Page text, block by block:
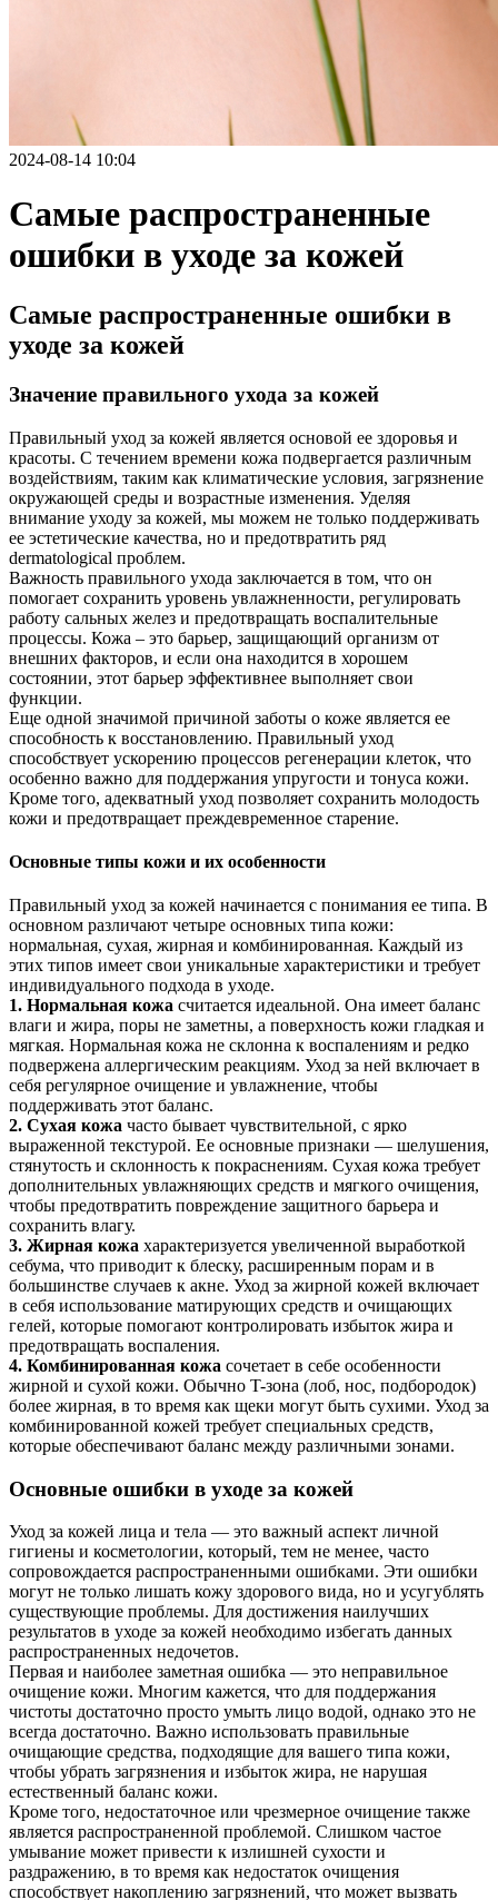
2024-08-14 10:04
Самые распространенные
ошибки в уходе за кожей
Самые распространенные ошибки в
уходе за кожей
Значение правильного ухода за кожей
Правильный уход за кожей является основой ее здоровья и
красоты. С течением времени кожа подвергается различным
воздействиям, таким как климатические условия, загрязнение
окружающей среды и возрастные изменения. Уделяя
внимание уходу за кожей, мы можем не только поддерживать
ее эстетические качества, но и предотвратить ряд
dermatological проблем.
Важность правильного ухода заключается в том, что он
помогает сохранить уровень увлажненности, регулировать
работу сальных желез и предотвращать воспалительные
процессы. Кожа – это барьер, защищающий организм от
внешних факторов, и если она находится в хорошем
состоянии, этот барьер эффективнее выполняет свои
функции.
Еще одной значимой причиной заботы о коже является ее
способность к восстановлению. Правильный уход
способствует ускорению процессов регенерации клеток, что
особенно важно для поддержания упругости и тонуса кожи.
Кроме того, адекватный уход позволяет сохранить молодость
кожи и предотвращает преждевременное старение.
Основные типы кожи и их особенности
Правильный уход за кожей начинается с понимания ее типа. В
основном различают четыре основных типа кожи:
нормальная, сухая, жирная и комбинированная. Каждый из
этих типов имеет свои уникальные характеристики и требует
индивидуального подхода в уходе.
1. Нормальная кожа считается идеальной. Она имеет баланс
влаги и жира, поры не заметны, а поверхность кожи гладкая и
мягкая. Нормальная кожа не склонна к воспалениям и редко
подвержена аллергическим реакциям. Уход за ней включает в
себя регулярное очищение и увлажнение, чтобы
поддерживать этот баланс.
2. Сухая кожа часто бывает чувствительной, с ярко
выраженной текстурой. Ее основные признаки — шелушения,
стянутость и склонность к покраснениям. Сухая кожа требует
дополнительных увлажняющих средств и мягкого очищения,
чтобы предотвратить повреждение защитного барьера и
сохранить влагу.
3. Жирная кожа характеризуется увеличенной выработкой
себума, что приводит к блеску, расширенным порам и в
большинстве случаев к акне. Уход за жирной кожей включает
в себя использование матирующих средств и очищающих
гелей, которые помогают контролировать избыток жира и
предотвращать воспаления.
4. Комбинированная кожа сочетает в себе особенности
жирной и сухой кожи. Обычно T-зона (лоб, нос, подбородок)
более жирная, в то время как щеки могут быть сухими. Уход за
комбинированной кожей требует специальных средств,
которые обеспечивают баланс между различными зонами.
Основные ошибки в уходе за кожей
Уход за кожей лица и тела — это важный аспект личной
гигиены и косметологии, который, тем не менее, часто
сопровождается распространенными ошибками. Эти ошибки
могут не только лишать кожу здорового вида, но и усугублять
существующие проблемы. Для достижения наилучших
результатов в уходе за кожей необходимо избегать данных
распространенных недочетов.
Первая и наиболее заметная ошибка — это неправильное
очищение кожи. Многим кажется, что для поддержания
чистоты достаточно просто умыть лицо водой, однако это не
всегда достаточно. Важно использовать правильные
очищающие средства, подходящие для вашего типа кожи,
чтобы убрать загрязнения и избыток жира, не нарушая
естественный баланс кожи.
Кроме того, недостаточное или чрезмерное очищение также
является распространенной проблемой. Слишком частое
умывание может привести к излишней сухости и
раздражению, в то время как недостаток очищения
способствует накоплению загрязнений, что может вызвать